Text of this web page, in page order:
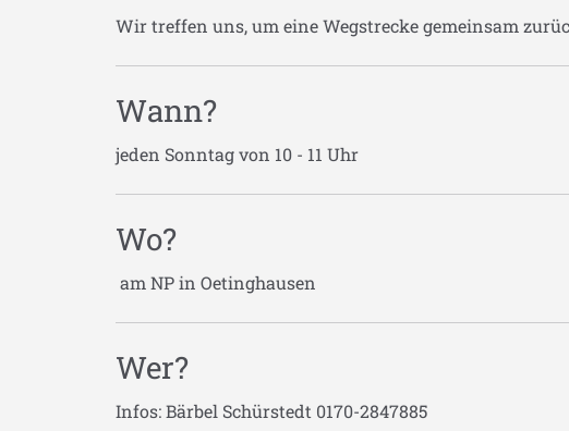
Wir treffen uns, um eine Wegstrecke gemeinsam
Wann?
jeden Sonntag von 10 - 11 Uhr
Wo?
am NP in Oetinghausen
Wer?
Infos: Bärbel Schürstedt 0170-2847885